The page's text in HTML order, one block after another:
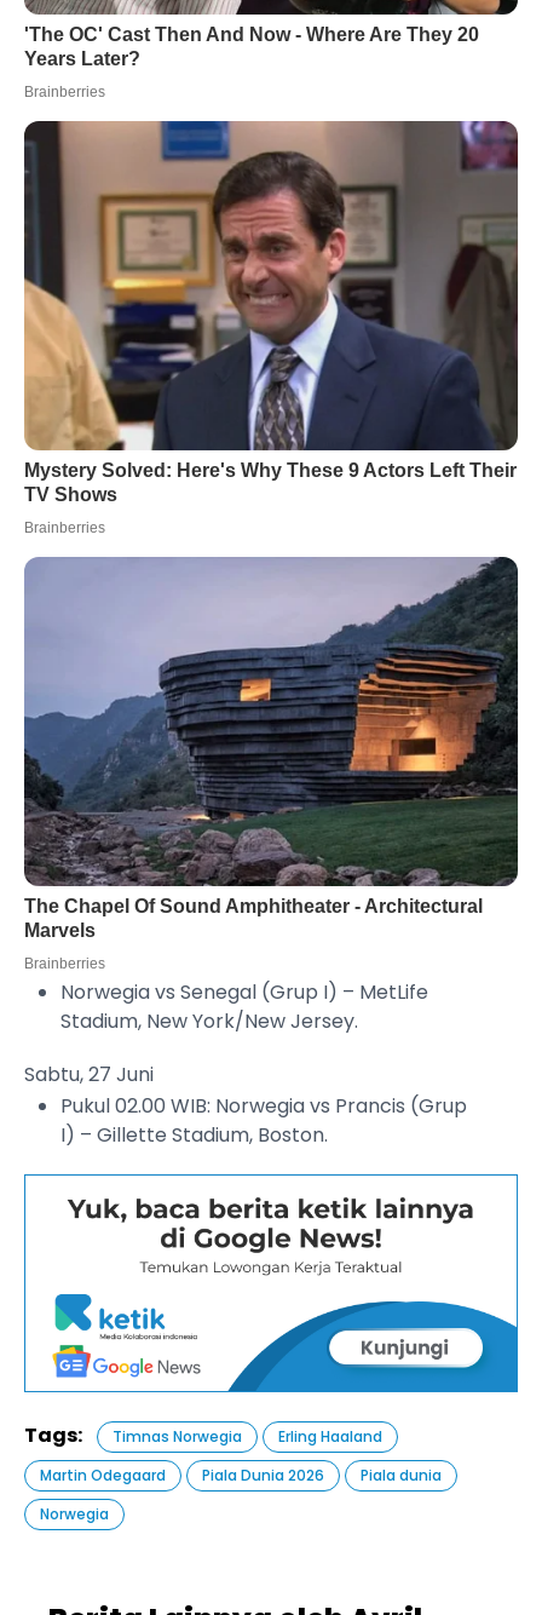
Norwegia vs Senegal (Grup I) – MetLife
Stadium, New York/New Jersey.
Sabtu, 27 Juni
Pukul 02.00 WIB: Norwegia vs Prancis (Grup
I) – Gillette Stadium, Boston.
Tags: Timnas Norwegia
Erling Haaland
Martin Odegaard
Piala Dunia 2026
Piala dunia
Norwegia